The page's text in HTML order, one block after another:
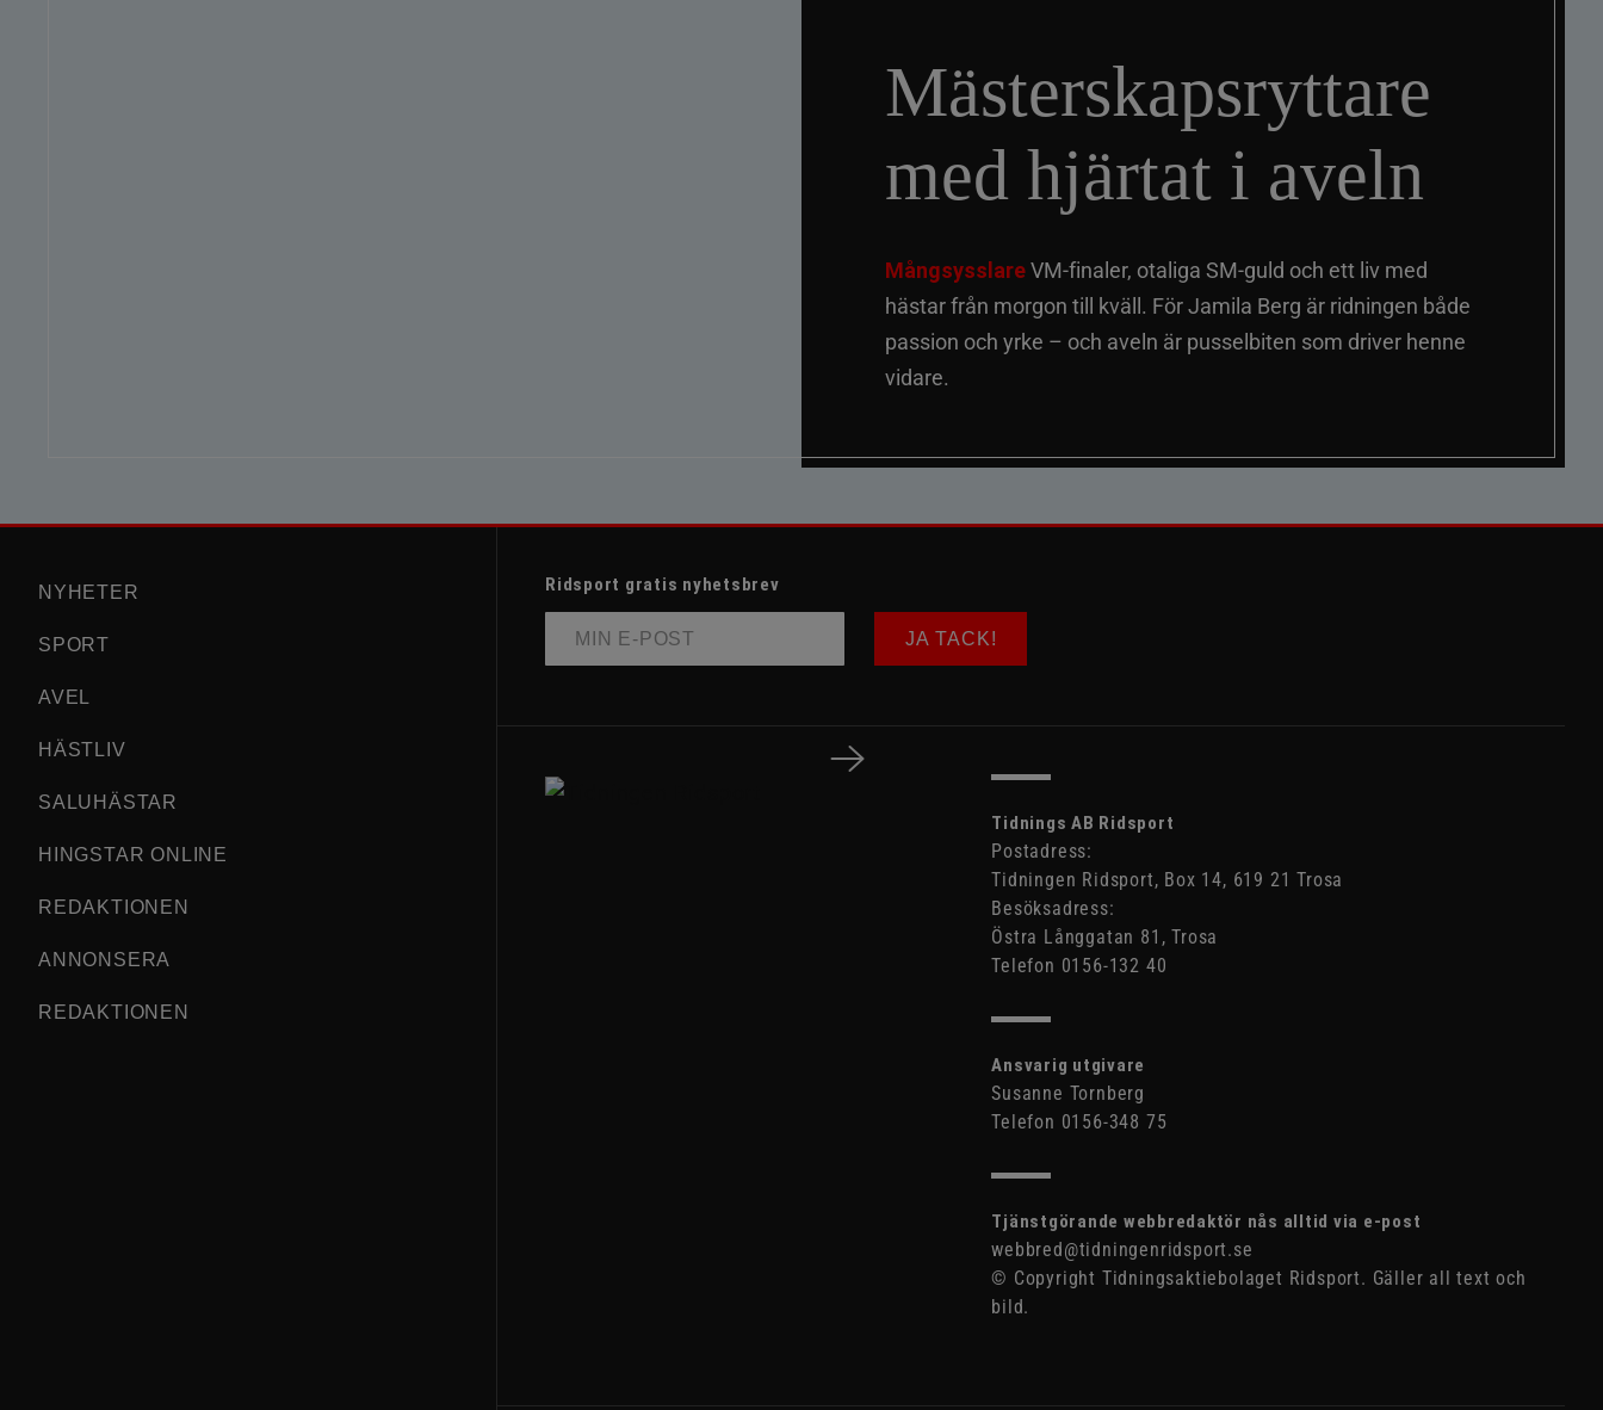
Mästerskapsryttare
med hjärtat i aveln
MångsysslareVM-finaler, otaliga SM-guld och ett liv med
hästar från morgon till kväll. För Jamila Berg är ridningen både
passion och yrke – och aveln är pusselbiten som driver henne
vidare.
NYHETER
SPORT
AVEL
HÄSTLIV
SALUHÄSTAR
HINGSTAR ONLINE
REDAKTIONEN
ANNONSERA
REDAKTIONEN
Ridsport gratis nyhetsbrev
JA TACK!
Tidnings AB Ridsport
Postadress:
Tidningen Ridsport, Box 14, 619 21 Trosa
Besöksadress:
Östra Långgatan 81, Trosa
Telefon 0156-132 40
Ansvarig utgivare
Susanne Tornberg
Telefon 0156-348 75
Tjänstgörande webbredaktör nås alltid via e-post
webbred@tidningenridsport.se
© Copyright Tidningsaktiebolaget Ridsport. Gäller all text och
bild.